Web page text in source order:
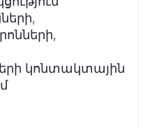
կոնտակտային